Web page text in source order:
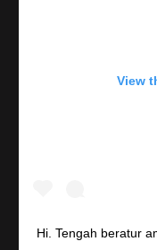
View
Hi. Tengah beratur